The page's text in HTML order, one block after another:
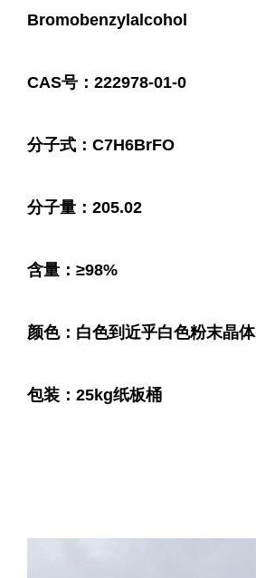
Bromobenzylalcohol
CAS号：222978-01-0
分子式：C7H6BrFO
分子量：205.02
含量：≥98%
颜色：白色到近乎白色粉末晶体
包装：25kg纸板桶